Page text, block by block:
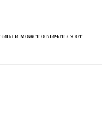
и может отличаться от